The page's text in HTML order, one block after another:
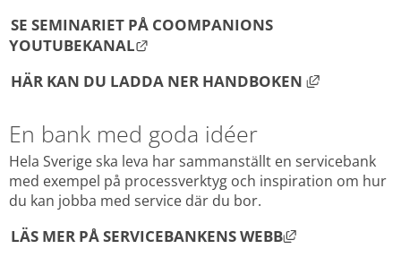
SE SEMINARIET PÅ COOMPANIONS
YOUTUBEKANAL
LÄNK TILL ANNAN WEBBPLATS.
HÄR KAN DU LADDA NER HANDBOKEN
LÄNK TILL
En bank med goda idéer
Hela Sverige ska leva har sammanställt en servicebank
med exempel på processverktyg och inspiration om hur
du kan jobba med service där du bor.
LÄS MER PÅ SERVICEBANKENS WEBB LÄNK TILL